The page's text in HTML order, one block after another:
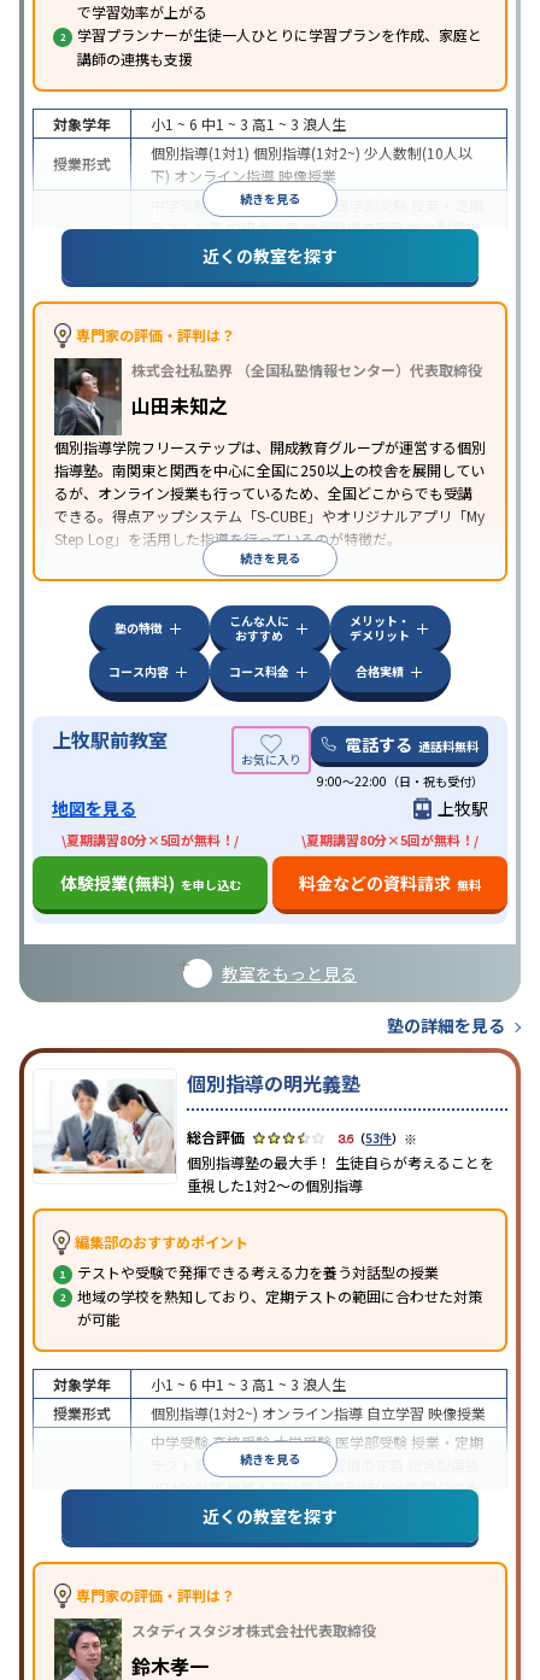
で学習効率が上がる
学習プランナーが生徒一人ひとりに学習プランを作成、家庭と
講師の連携も支援
続きを見る
対象学年 小1 ~ 6 中1 ~ 3 高1 ~ 3 浪人生
授業形式
個別指導(1対1) 個別指導(1対2~) 少人数制(10人以
下) オンライン指導 映像授業
中学受験 高校受験大学受験 医学部受験
テスト対策内申点対策学習習慣の定着総合型選抜
(旧AO)対策 推薦入試対策学校別特化対策
特徴
中高一貫校生に対応
保証制度あり
授業の振替可能学習にPC・タブレッ
トを利用 オンライン対応
講習のみの受講可
近くの教室を探す
専門家の評価・評判は？
株式会社私塾界 （全国私塾情報センター）代表取締役
山田未知之
個別指導学院フリーステップは、開成教育グループが運営する個別
指導塾。南関東と関西を中心に全国に250以上の校舎を展開してい
るが、オンライン授業も行っているため、全国どこからでも受講
できる。得点アップシステム「S-CUBE」やオリジナルアプリ「My
Step Log」を活用した指導を行っているのが特徴だ。
続きを見る
塾の特徴
こんな人に
おすすめ
メリット・
デメリット
コース内容
コース料金 合格実績
上牧駅前教室 電話する 通話料無料
9:00～22:00（日・祝も受付）
地図を見る 上牧駅
\夏期講習80分×5回が無料！/
体験授業(無料) を申し込む
\夏期講習80分×5回が無料！/
料金などの資料請求 無料
教室をもっと見る
塾の詳細を見る
個別指導の明光義塾
3.6（53件） ※
個別指導塾の最大手！ 生徒自らが考えることを
重視した1対2〜の個別指導
編集部のおすすめポイント
テストや受験で発揮できる考える力を養う対話型の授業
地域の学校を熟知しており、定期テストの範囲に合わせた対策
が可能
続きを見る
対象学年 小1 ~ 6 中1 ~ 3 高1 ~ 3 浪人生
授業形式
個別指導(1対2~) オンライン指導 自立学習 映像授業
中学受験高校受験大学受験 医学部受験 授業・定期
テスト対策
内申点対策 学習習慣の定着
(旧AO)対策推薦入試対策学校別特化対策国公立大
私大対策共通テスト対策
英語・英会話特化
対策その他科目別特化対策
特徴
中高一貫校生に対応
の振替可能 不登校生に対応
を利用オンライン対応1科目から受講可能
習のみの受講可
近くの教室を探す
専門家の評価・評判は？
スタディスタジオ株式会社代表取締役
鈴木孝一